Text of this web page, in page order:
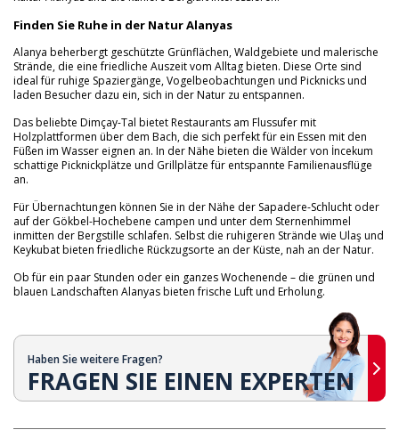
Finden Sie Ruhe in der Natur Alanyas
Alanya beherbergt geschützte Grünflächen, Waldgebiete und malerische
Strände, die eine friedliche Auszeit vom Alltag bieten. Diese Orte sind
ideal für ruhige Spaziergänge, Vogelbeobachtungen und Picknicks und
laden Besucher dazu ein, sich in der Natur zu entspannen.
Das beliebte Dimçay-Tal bietet Restaurants am Flussufer mit
Holzplattformen über dem Bach, die sich perfekt für ein Essen mit den
Füßen im Wasser eignen an. In der Nähe bieten die Wälder von İncekum
schattige Picknickplätze und Grillplätze für entspannte Familienausflüge
an.
Für Übernachtungen können Sie in der Nähe der Sapadere-Schlucht oder
auf der Gökbel-Hochebene campen und unter dem Sternenhimmel
inmitten der Bergstille schlafen. Selbst die ruhigeren Strände wie Ulaş und
Keykubat bieten friedliche Rückzugsorte an der Küste, nah an der Natur.
Ob für ein paar Stunden oder ein ganzes Wochenende – die grünen und
blauen Landschaften Alanyas bieten frische Luft und Erholung.
Haben Sie weitere Fragen?
FRAGEN SIE EINEN EXPERTEN